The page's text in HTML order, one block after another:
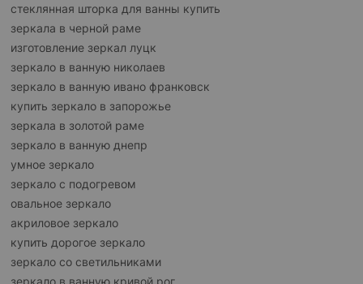
стеклянная шторка для ванны купить
зеркала в черной раме
изготовление зеркал луцк
зеркало в ванную николаев
зеркало в ванную ивано франковск
купить зеркало в запорожье
зеркала в золотой раме
зеркало в ванную днепр
умное зеркало
зеркало с подогревом
овальное зеркало
акриловое зеркало
купить дорогое зеркало
зеркало со светильниками
зеркало в ванную кривой рог